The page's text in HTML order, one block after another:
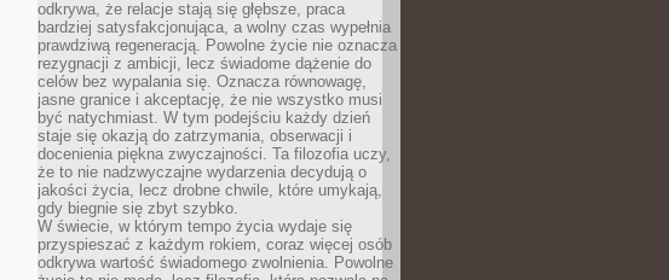
odkrywa, że relacje stają się głębsze, praca
bardziej satysfakcjonująca, a wolny czas wypełnia
prawdziwą regeneracją. Powolne życie nie oznacza
rezygnacji z ambicji, lecz świadome dążenie do
celów bez wypalania się. Oznacza równowagę,
jasne granice i akceptację, że nie wszystko musi
być natychmiast. W tym podejściu każdy dzień
staje się okazją do zatrzymania, obserwacji i
docenienia piękna zwyczajności. Ta filozofia uczy,
że to nie nadzwyczajne wydarzenia decydują o
jakości życia, lecz drobne chwile, które umykają,
gdy biegnie się zbyt szybko.
W świecie, w którym tempo życia wydaje się
przyspieszać z każdym rokiem, coraz więcej osób
odkrywa wartość świadomego zwolnienia. Powolne